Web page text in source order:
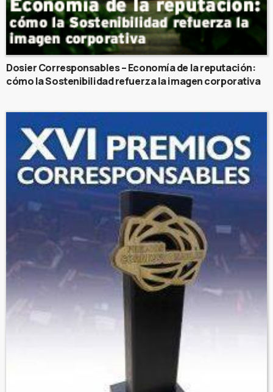
Dosier Corresponsables – Economía de la reputación:
cómo la Sostenibilidad refuerza la imagen corporativa